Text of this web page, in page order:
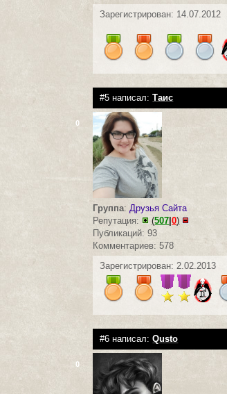
Зарегистрирован: 14.07.2012
#5 написал:Таис
0
Группа: Друзья Сайта
Репутация:
(507|0)
Публикаций: 93
Комментариев: 578
Зарегистрирован: 2.02.2013
#6 написал:Qusto
0